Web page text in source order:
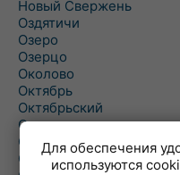
Новый Свержень
Оздятичи
Озеро
Озерцо
Околово
Октябрь
Октябрьский
Олехновичи
Омговичи
Оношки
Для обеспечения
используются